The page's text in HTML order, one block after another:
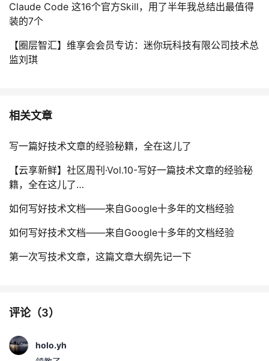
Claude Code 这16个官方Skill，用了半年我总结出最值得
装的7个
【圈层智汇】维享会会员专访：迷你玩科技有限公司技术总
监刘琪
相关文章
写一篇好技术文章的经验秘籍，全在这儿了
【云享新鲜】社区周刊·Vol.10-写好一篇技术文章的经验秘
籍，全在这儿了…
如何写好技术文档——来自Google十多年的文档经验
如何写好技术文档——来自Google十多年的文档经验
第一次写技术文章，这篇文章大纲先记一下
评论（3）
holo.yh